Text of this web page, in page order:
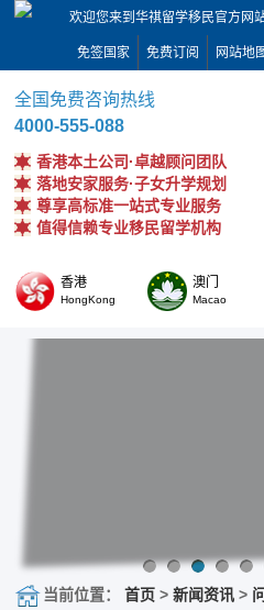
欢迎您来到华祺留学移民官方网
免签国家 免费订阅 网站地
全国免费咨询热线
4000-555-088
香港本土公司·卓越顾问团队
落地安家服务·子女升学规划
尊享高标准一站式专业服务
值得信赖专业移民留学机构
香港
HongKong
澳门
Macao
当前位置： 首页 >新闻资讯 >